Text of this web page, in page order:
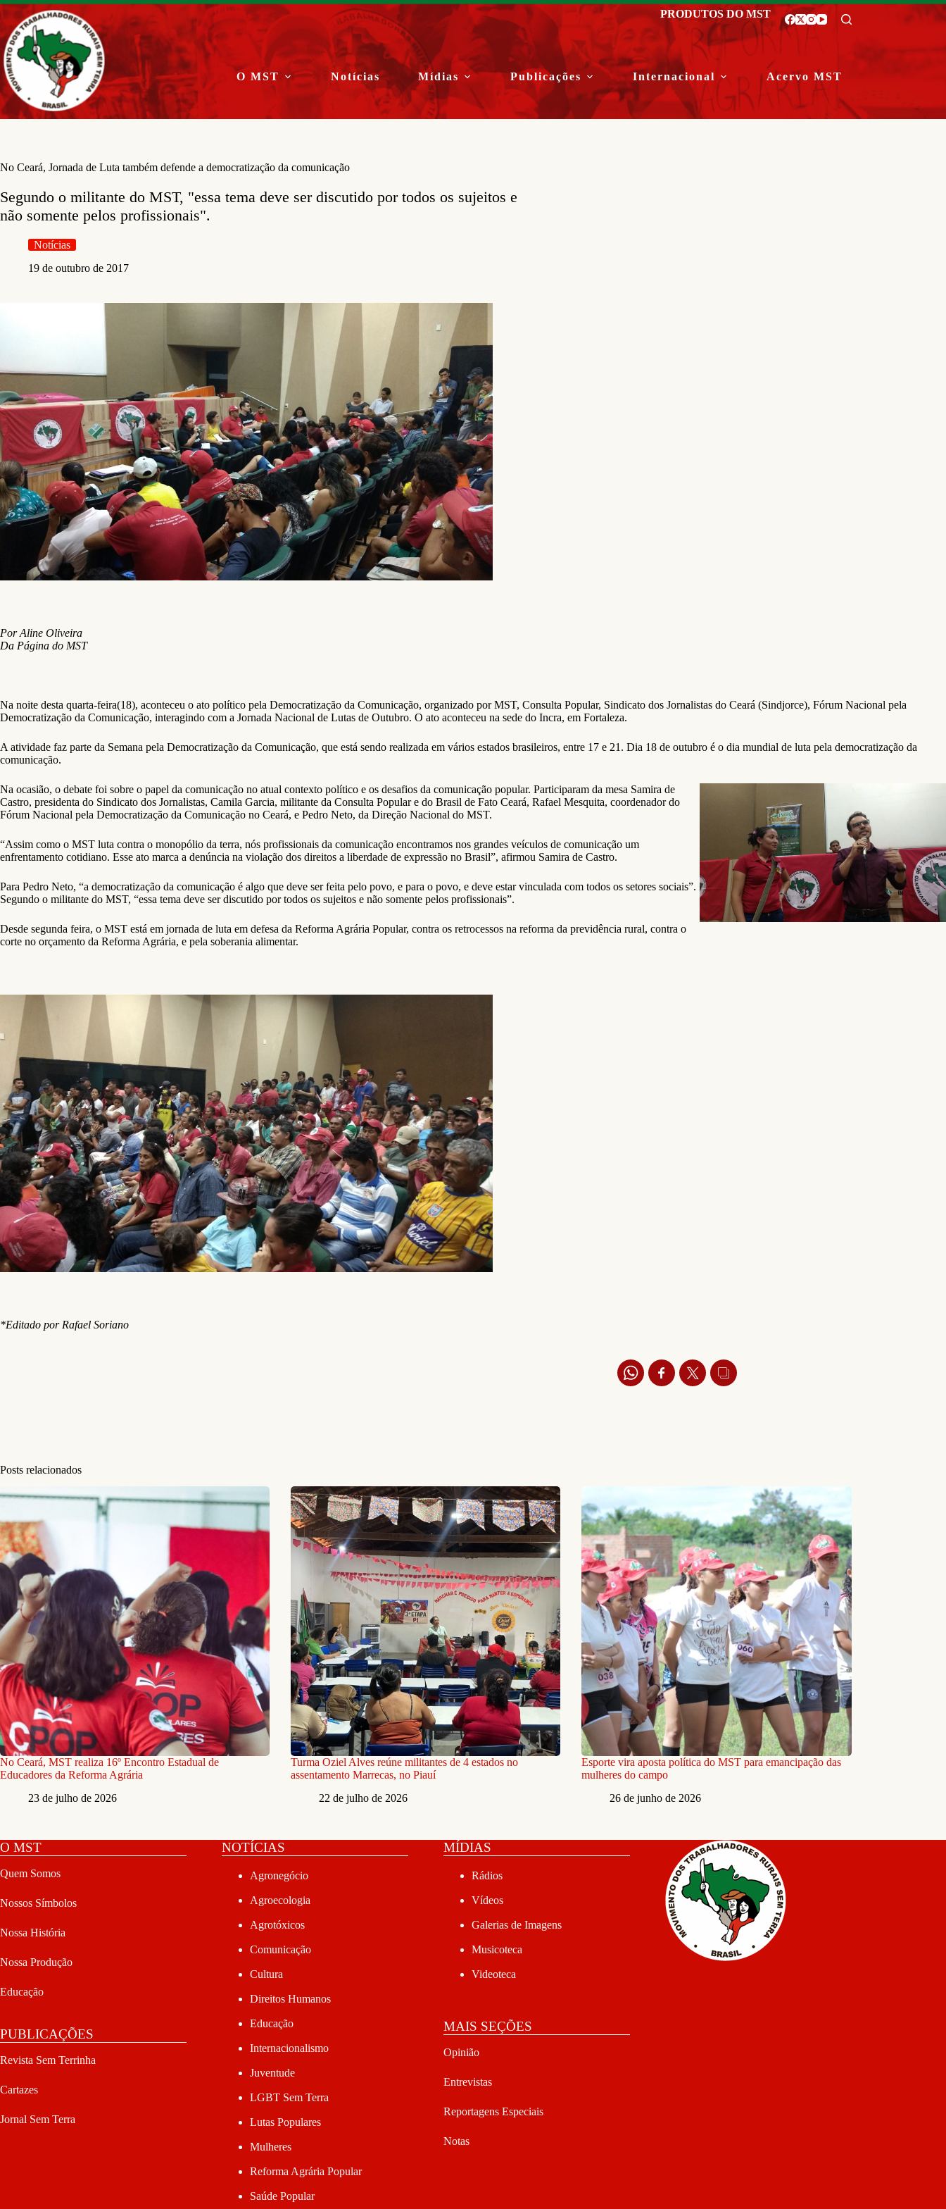
Pular
para
o
conteúdo
PRODUTOS DO MST
O MST Notícias Mídias Publicações Internacional Acervo MST
No Ceará, Jornada de Luta também defende a democratização da comunicação
Segundo o militante do MST, "essa tema deve ser discutido por todos os sujeitos e
não somente pelos profissionais".
Notícias
19 de outubro de 2017
Por Aline Oliveira
Da Página do MST
Na noite desta quarta-feira(18), aconteceu o ato político pela Democratização da Comunicação, organizado por MST, Consulta Popular, Sindicato dos Jornalistas do Ceará (Sindjorce), Fórum Nacional pela
Democratização da Comunicação, interagindo com a Jornada Nacional de Lutas de Outubro. O ato aconteceu na sede do Incra, em Fortaleza.
A atividade faz parte da Semana pela Democratização da Comunicação, que está sendo realizada em vários estados brasileiros, entre 17 e 21. Dia 18 de outubro é o dia mundial de luta pela democratização da
comunicação.
Na ocasião, o debate foi sobre o papel da comunicação no atual contexto político e os desafios da comunicação popular. Participaram da mesa Samira de
Castro, presidenta do Sindicato dos Jornalistas, Camila Garcia, militante da Consulta Popular e do Brasil de Fato Ceará, Rafael Mesquita, coordenador do
Fórum Nacional pela Democratização da Comunicação no Ceará, e Pedro Neto, da Direção Nacional do MST.
“Assim como o MST luta contra o monopólio da terra, nós profissionais da comunicação encontramos nos grandes veículos de comunicação um
enfrentamento cotidiano. Esse ato marca a denúncia na violação dos direitos a liberdade de expressão no Brasil”, afirmou Samira de Castro.
Para Pedro Neto, “a democratização da comunicação é algo que deve ser feita pelo povo, e para o povo, e deve estar vinculada com todos os setores sociais”.
Segundo o militante do MST, “essa tema deve ser discutido por todos os sujeitos e não somente pelos profissionais”.
Desde segunda feira, o MST está em jornada de luta em defesa da Reforma Agrária Popular, contra os retrocessos na reforma da previdência rural, contra o
corte no orçamento da Reforma Agrária, e pela soberania alimentar.
*Editado por Rafael Soriano
Posts relacionados
No Ceará, MST realiza 16º Encontro Estadual de
Educadores da Reforma Agrária
23 de julho de 2026
Turma Oziel Alves reúne militantes de 4 estados no
assentamento Marrecas, no Piauí
22 de julho de 2026
Esporte vira aposta política do MST para emancipação das
mulheres do campo
26 de junho de 2026
O MST
Quem Somos
Nossos Símbolos
Nossa História
Nossa Produção
Educação
PUBLICAÇÕES
Revista Sem Terrinha
Cartazes
Jornal Sem Terra
NOTÍCIAS
Agronegócio
Agroecologia
Agrotóxicos
Comunicação
Cultura
Direitos Humanos
Educação
Internacionalismo
Juventude
LGBT Sem Terra
Lutas Populares
Mulheres
Reforma Agrária Popular
Saúde Popular
MÍDIAS
Rádios
Vídeos
Galerias de Imagens
Musicoteca
Videoteca
MAIS SEÇÕES
Opinião
Entrevistas
Reportagens Especiais
Notas